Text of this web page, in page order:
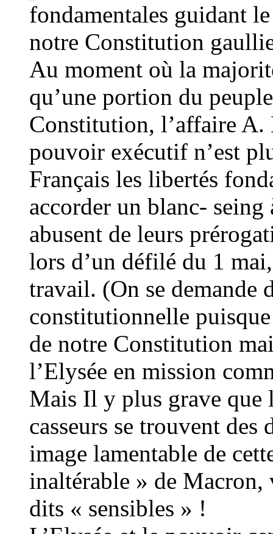
fondamentales guidant
notre Constitution
Au moment où la
qu’une portion du
Constitution, l’affaire A.
pouvoir exécutif n’est
Français les libertés
accorder un blanc- seing
abusent de leurs
lors d’un défilé du 1
travail. (On se demande
constitutionnelle
de notre Constitution
l’Elysée en mission
Mais Il y plus grave que
casseurs se trouvent des
image lamentable de
inaltérable » de Macron,
dits « sensibles » !